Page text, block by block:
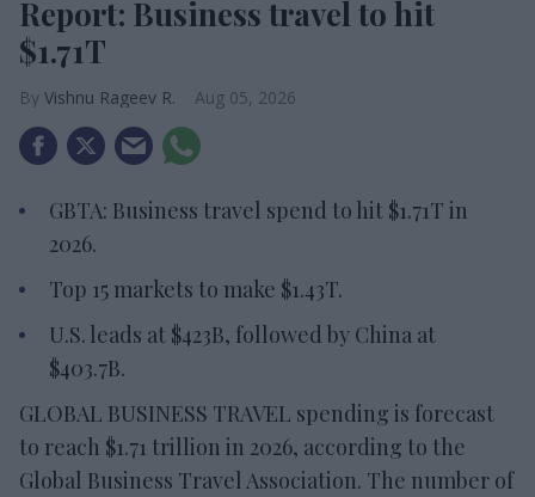
Report: Business travel to hit
$1.71T
Vishnu Rageev R. Aug 05, 2026
GBTA: Business travel spend to hit $1.71T in
2026.
Top 15 markets to make $1.43T.
U.S. leads at $423B, followed by China at
$403.7B.
GLOBAL BUSINESS TRAVEL spending is forecast
to reach $1.71 trillion in 2026, according to the
Global Business Travel Association. The number of